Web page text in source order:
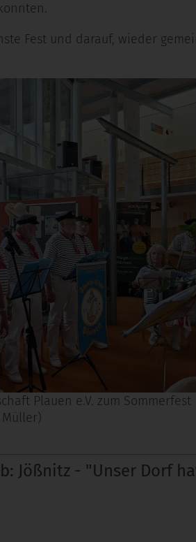
Fest und darauf, wieder
Plauen e.V. zum Sommerfest
Jößnitz - "Unser Dorf